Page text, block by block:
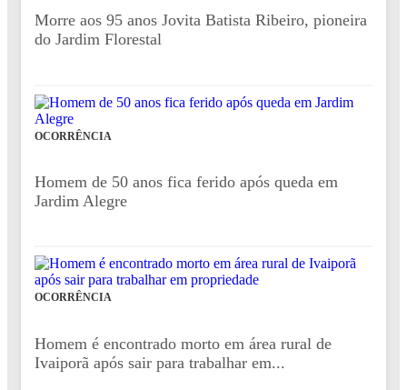
Morre aos 95 anos Jovita Batista Ribeiro, pioneira
do Jardim Florestal
OCORRÊNCIA
Homem de 50 anos fica ferido após queda em
Jardim Alegre
OCORRÊNCIA
Homem é encontrado morto em área rural de
Ivaiporã após sair para trabalhar em...